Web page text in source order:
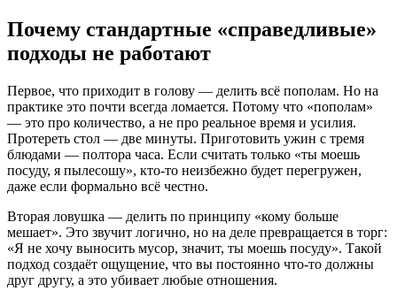
Почему стандартные «справедливые»
подходы не работают
Первое, что приходит в голову — делить всё пополам. Но на
практике это почти всегда ломается. Потому что «пополам»
— это про количество, а не про реальное время и усилия.
Протереть стол — две минуты. Приготовить ужин с тремя
блюдами — полтора часа. Если считать только «ты моешь
посуду, я пылесошу», кто-то неизбежно будет перегружен,
даже если формально всё честно.
Вторая ловушка — делить по принципу «кому больше
мешает». Это звучит логично, но на деле превращается в торг:
«Я не хочу выносить мусор, значит, ты моешь посуду». Такой
подход создаёт ощущение, что вы постоянно что-то должны
друг другу, а это убивает любые отношения.